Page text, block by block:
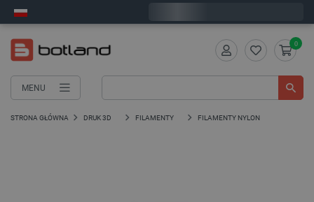
MENU
0
STRONA GŁÓWNA DRUK 3D FILAMENTY FILAMENTY NYLON